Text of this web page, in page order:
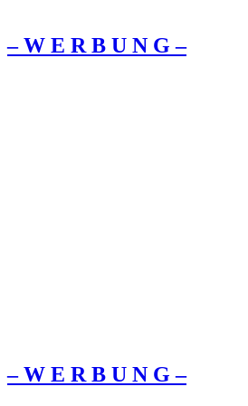
– W Ε R Β U Ν G –
– W Ε R Β U Ν G –